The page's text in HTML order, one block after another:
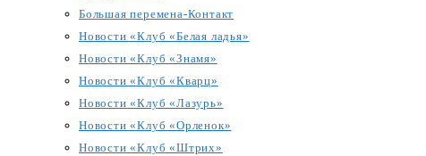
Большая перемена-Контакт
Новости «Клуб «Белая ладья»
Новости «Клуб «Знамя»
Новости «Клуб «Кварц»
Новости «Клуб «Лазурь»
Новости «Клуб «Орленок»
Новости «Клуб «Штрих»